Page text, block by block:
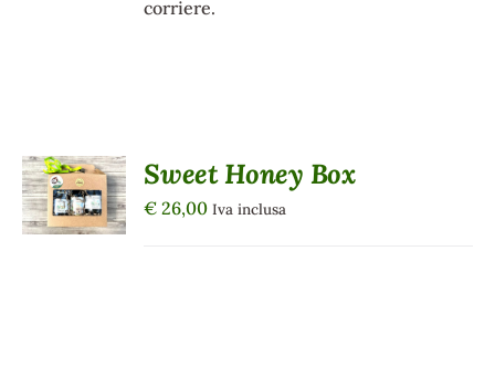
corriere.
AGGIUNGI
AL
CARRELLO
/
Sweet Honey Box
€ 26,00 Iva inclusa